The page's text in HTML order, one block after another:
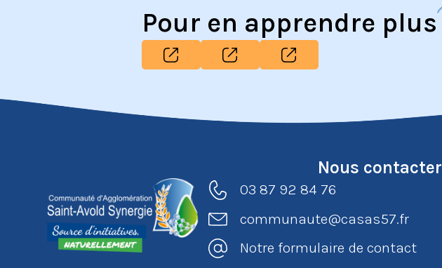
Pour en apprendre plus
Nous contacter
03 87 92 84 76
communaute@casas57.fr
Notre formulaire de contact